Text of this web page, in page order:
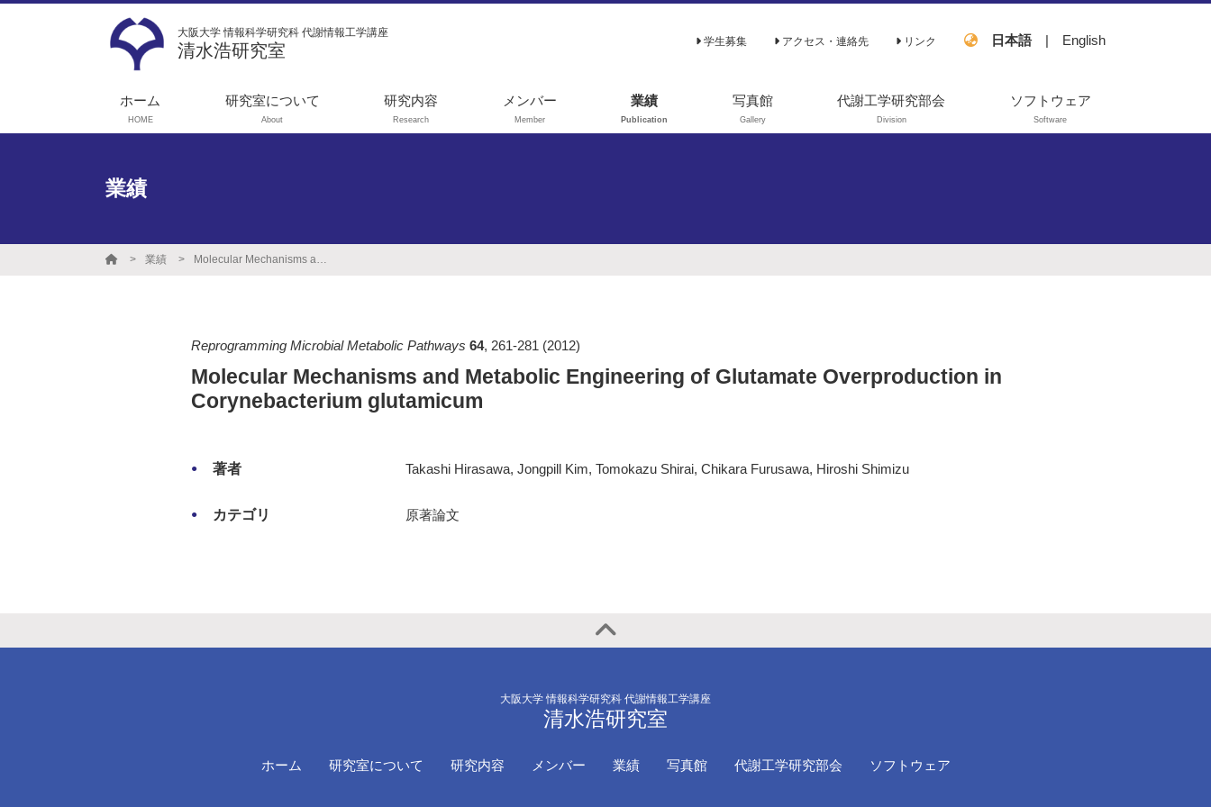
大阪大学 情報科学研究科 代謝情報工学講座
清水浩研究室 学生募集 アクセス・連絡先 リンク 日本語 | English
ホーム
HOME
研究室について
About
就職実績
研究内容
Research
実験室進化（指向
タンパク質工学
メンバー
Member
業績
Publication
著書
写真館
Gallery
代謝工学研究部会
Division
ソフトウェア
Software
業績
業績 Molecular Mechanisms and Metabolic Engineering of Glutamate Overproduction in Corynebacterium glutamicum
Reprogramming Microbial Metabolic Pathways 64, 261-281 (2012)
Molecular Mechanisms and Metabolic Engineering of Glutamate Overproduction in
Corynebacterium glutamicum
著者 Takashi Hirasawa, Jongpill Kim, Tomokazu Shirai, Chikara Furusawa, Hiroshi Shimizu
カテゴリ 原著論文
大阪大学 情報科学研究科 代謝情報工学講座
清水浩研究室
ホーム 研究室について 研究内容 メンバー 業績 写真館 代謝工学研究部会 ソフトウェア